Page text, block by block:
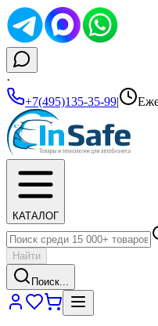
·
+7(495)135-35-99|
КАТАЛОГ
Найти
Поиск...